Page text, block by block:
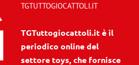
TGTUTTOGIOCATTOLI.IT
TGTuttogiocattoli.it è il
periodico online del
settore toys, che fornisce